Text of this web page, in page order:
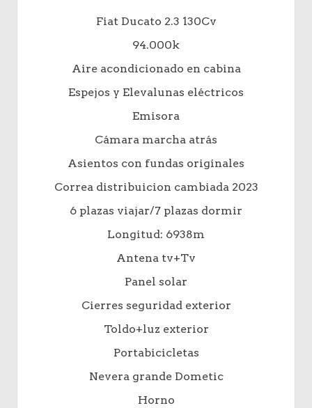
Fiat Ducato 2.3 130Cv
94.000k
Aire acondicionado en cabina
Espejos y Elevalunas eléctricos
Emisora
Cámara marcha atrás
Asientos con fundas originales
Correa distribuicion cambiada 2023
6 plazas viajar/7 plazas dormir
Longitud: 6938m
Antena tv+Tv
Panel solar
Cierres seguridad exterior
Toldo+luz exterior
Portabicicletas
Nevera grande Dometic
Horno